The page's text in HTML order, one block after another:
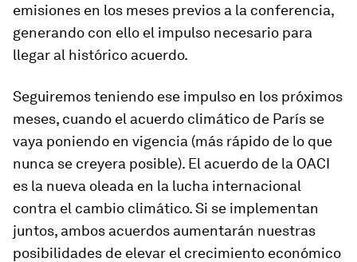
emisiones en los meses previos a la conferencia,
generando con ello el impulso necesario para
llegar al histórico acuerdo.
Seguiremos teniendo ese impulso en los próximos
meses, cuando el acuerdo climático de París se
vaya poniendo en vigencia (más rápido de lo que
nunca se creyera posible). El acuerdo de la OACI
es la nueva oleada en la lucha internacional
contra el cambio climático. Si se implementan
juntos, ambos acuerdos aumentarán nuestras
posibilidades de elevar el crecimiento económico